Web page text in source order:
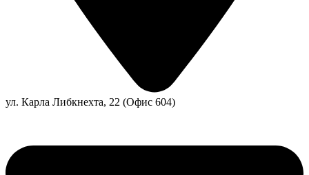
ул. Карла Либкнехта, 22 (Офис 604)